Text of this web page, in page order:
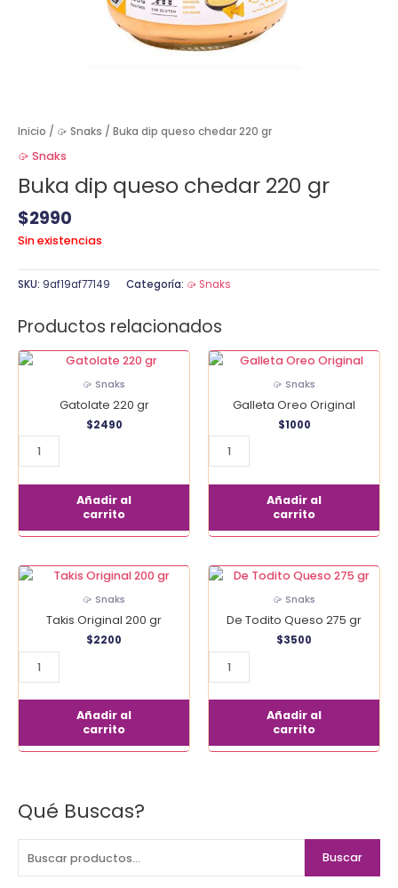
Qué Buscas?
B
c
Buscar
Inicio / 🥠 Snaks / Buka dip queso chedar 220 gr
🥠 Snaks
Buka dip queso chedar 220 gr
$2990
Sin existencias
SKU: 9af19af77149 Categoría: 🥠 Snaks
Productos relacionados
🥠 Snaks
Gatolate 220 gr
$2490
Gatolate
Añadir al
carrito
🥠 Snaks
Galleta Oreo Original
$1000
Galleta
Añadir al
carrito
🥠 Snaks
Takis Original 200 gr
$2200
Takis
cantidad
Añadir al
carrito
🥠 Snaks
De Todito Queso 275 gr
$3500
De
gr
cantidad
Añadir al
carrito